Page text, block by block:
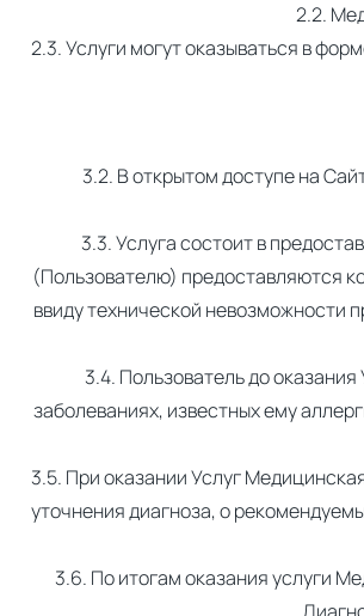
2.2.
2.3. Услуги могут оказываться в
3.2. В открытом доступе на
3.3. Услуга состоит в
(Пользователю) предоставляются
ввиду технической невозможности
3.4. Пользователь до
заболеваниях, известных ему
3.5. При оказании Услуг
уточнения диагноза, о
3.6. По итогам оказания услуги